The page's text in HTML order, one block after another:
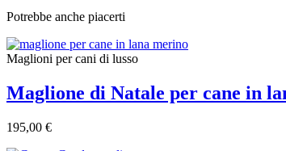
Potrebbe anche piacerti
Maglioni per cani di lusso
Maglione di Natale per cane in
195,00 €